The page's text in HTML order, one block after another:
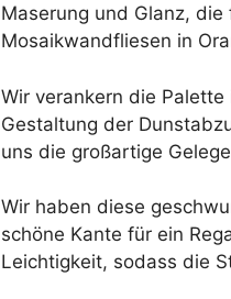
Maserung und Glanz,
Mosaikwandfliesen in
Wir verankern die
Gestaltung der
uns die großartige
Wir haben diese
schöne Kante für ein
Leichtigkeit, sodass die